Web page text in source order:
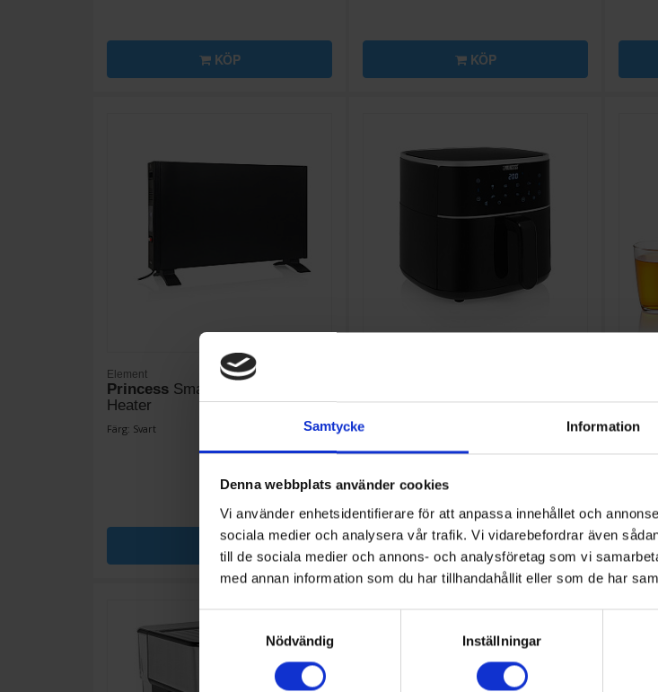
Samtycke Information
Denna webbplats använder cookies
Vi använder enhetsidentifierare för att anpassa innehållet och
sociala medier och analysera vår trafik. Vi vidarebefordrar även
till de sociala medier och annons- och analysföretag som vi
med annan information som du har tillhandahållit eller som de har
Nödvändig
Inställningar
KÖP KÖP
Element
Princess Smart Convector
Heater
Färg: Svart 1 690:-
I lager
KÖP
Färg: Svart
1 390:-
I lager
KÖP
Färg: